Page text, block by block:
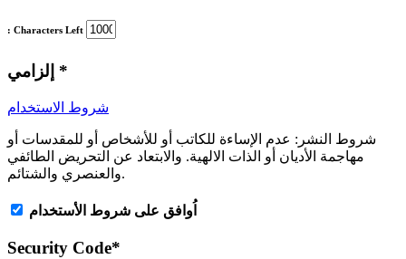
: Characters Left
*
شروط الاستخدام
شروط النشر: عدم الإساءة للكاتب أو للأشخاص أو للمقدسات أو
مهاجمة الأديان أو الذات الالهية. والابتعاد عن التحريض الطائفي
والعنصري والشتائم.
اُوافق على شروط الأستخدام
Security Code*